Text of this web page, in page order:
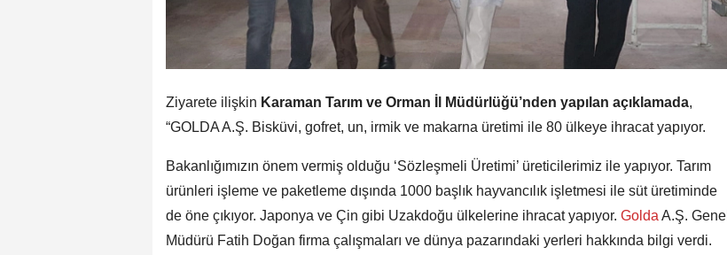
Ziyarete ilişkin Karaman Tarım ve Orman İl Müdürlüğü’nden yapılan açıklamada,
“GOLDA A.Ş. Bisküvi, gofret, un, irmik ve makarna üretimi ile 80 ülkeye ihracat yapıyor.
Bakanlığımızın önem vermiş olduğu ‘Sözleşmeli Üretimi’ üreticilerimiz ile yapıyor. Tarım
ürünleri işleme ve paketleme dışında 1000 başlık hayvancılık işletmesi ile süt üretiminde
de öne çıkıyor. Japonya ve Çin gibi Uzakdoğu ülkelerine ihracat yapıyor. Golda A.Ş. Genel
Müdürü Fatih Doğan firma çalışmaları ve dünya pazarındaki yerleri hakkında bilgi verdi.